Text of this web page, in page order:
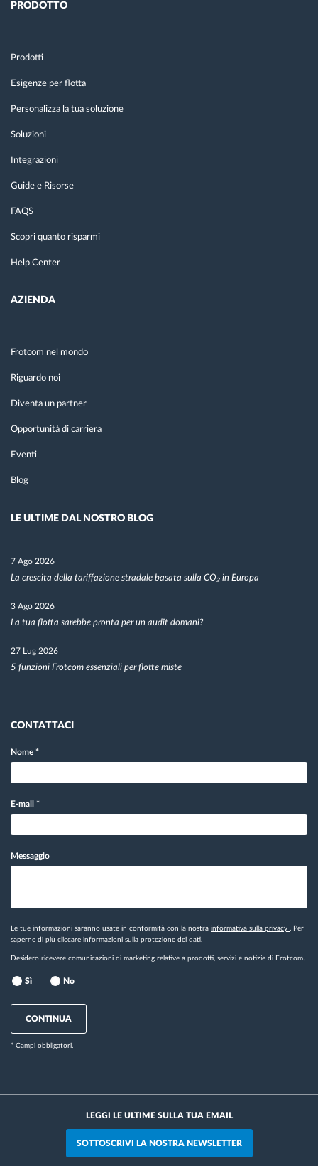
PRODOTTO
Prodotti
Esigenze per flotta
Personalizza la tua soluzione
Soluzioni
Integrazioni
Guide e Risorse
FAQS
Scopri quanto risparmi
Help Center
AZIENDA
Frotcom nel mondo
Riguardo noi
Diventa un partner
Opportunità di carriera
Eventi
Blog
LE ULTIME DAL NOSTRO BLOG
7 Ago 2026
La crescita della tariffazione stradale basata sulla CO₂ in Europa
3 Ago 2026
La tua flotta sarebbe pronta per un audit domani?
27 Lug 2026
5 funzioni Frotcom essenziali per flotte miste
CONTATTACI
Nome *
E-mail *
Messaggio
Le tue informazioni saranno usate in conformità con la nostra informativa sulla privacy . Per
saperne di più cliccare informazioni sulla protezione dei dati.
Desidero ricevere comunicazioni di marketing relative a prodotti, servizi e notizie di Frotcom.
Sì No
CONTINUA
* Campi obbligatori.
LEGGI LE ULTIME SULLA TUA EMAIL
SOTTOSCRIVI LA NOSTRA NEWSLETTER